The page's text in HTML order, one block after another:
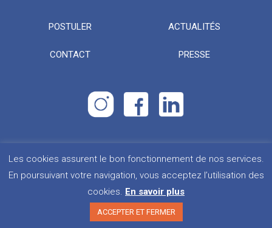
POSTULER ACTUALITÉS
CONTACT PRESSE
Droits d’urgence. Tous droits réservés. Plan du site
Politique de confidentialité Mentions légales
Les cookies assurent le bon fonctionnement de nos services.
En poursuivant votre navigation, vous acceptez l’utilisation des
cookies. En savoir plus
ACCEPTER ET FERMER